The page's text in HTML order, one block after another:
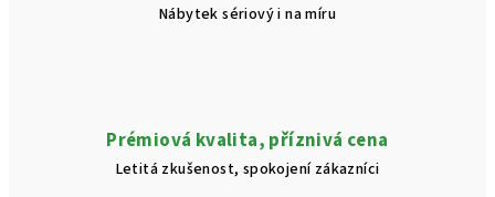
Nábytek sériový i na míru
Prémiová kvalita, příznivá cena
Letitá zkušenost, spokojení zákazníci